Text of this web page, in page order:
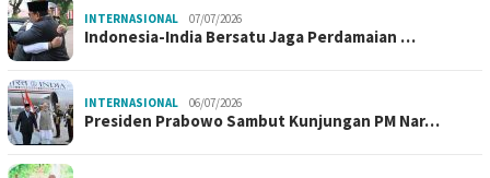
INTERNASIONAL 07/07/2026
Indonesia-India Bersatu Jaga Perdamaian …
INTERNASIONAL 06/07/2026
Presiden Prabowo Sambut Kunjungan PM Nar…